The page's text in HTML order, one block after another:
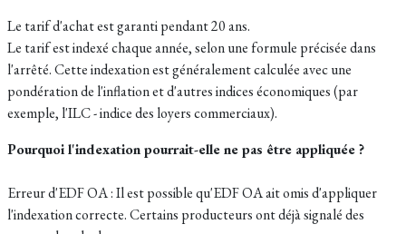
Le tarif d'achat est garanti pendant 20 ans.
Le tarif est indexé chaque année, selon une formule précisée dans
l'arrêté. Cette indexation est généralement calculée avec une
pondération de l'inflation et d'autres indices économiques (par
exemple, l'ILC - indice des loyers commerciaux).
Pourquoi l'indexation pourrait-elle ne pas être appliquée ?
Erreur d'EDF OA : Il est possible qu'EDF OA ait omis d'appliquer
l'indexation correcte. Certains producteurs ont déjà signalé des